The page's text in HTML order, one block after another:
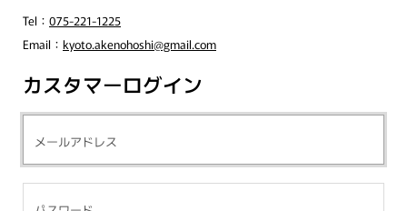
Tel： 075-221-1225
Email： kyoto.akenohoshi@gmail.com
カスタマーログイン